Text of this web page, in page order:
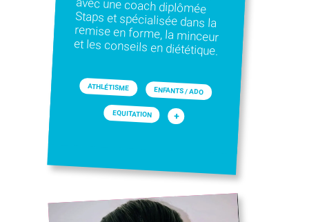
et les conseils en diététique.
ATHLÉTISME ENFANTS / ADO
EQUITATION +